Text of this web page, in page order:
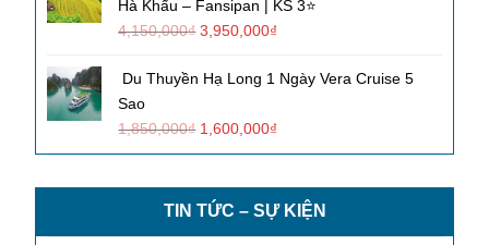
Hà Khẩu – Fansipan | KS 3⭐
4,150,000₫ 3,950,000₫
Du Thuyền Hạ Long 1 Ngày Vera Cruise 5
Sao
1,850,000₫ 1,600,000₫
TIN TỨC – SỰ KIỆN